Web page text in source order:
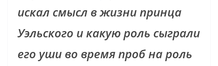
искал смысл в жизни принца
Уэльского и какую роль сыграли
его уши во время проб на роль